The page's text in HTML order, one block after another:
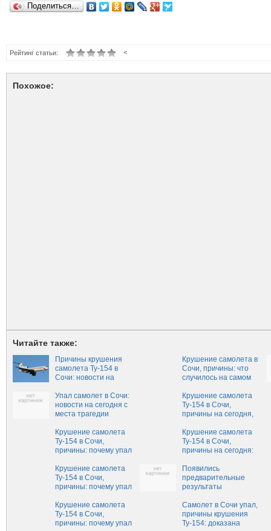
Поделиться…
<
Рейтинг статьи:
Похожое:
Читайте также:
Причины крушения
самолета Ту-154 в
Сочи: новости на
о том, почему упал
самолет, версии
Крушение самолета в
Сочи, причины: что
случилось на самом
Упал самолет в Сочи:
новости на сегодня с
места трагедии
Крушение самолета
Ту-154 в Сочи,
причины на сегодня,
все-таки упал
самолет, что
случилось на самом
Крушение самолета
Ту-154 в Сочи,
причины: почему упал
том, что случилось на
самом деле, версии
Крушение самолета
Ту-154 в Сочи,
причины на сегодня:
самолет, что
случилось на самом
деле, версии
Крушение самолета
Ту-154 в Сочи,
причины: почему упал
случилось на самом
деле, версии
Появились
предварительные
результаты
катастрофы Ту-154
под Сочи
Крушение самолета
Ту-154 в Сочи,
причины: почему упал
Самолет в Сочи упал,
причины крушения
Ту-154: доказана